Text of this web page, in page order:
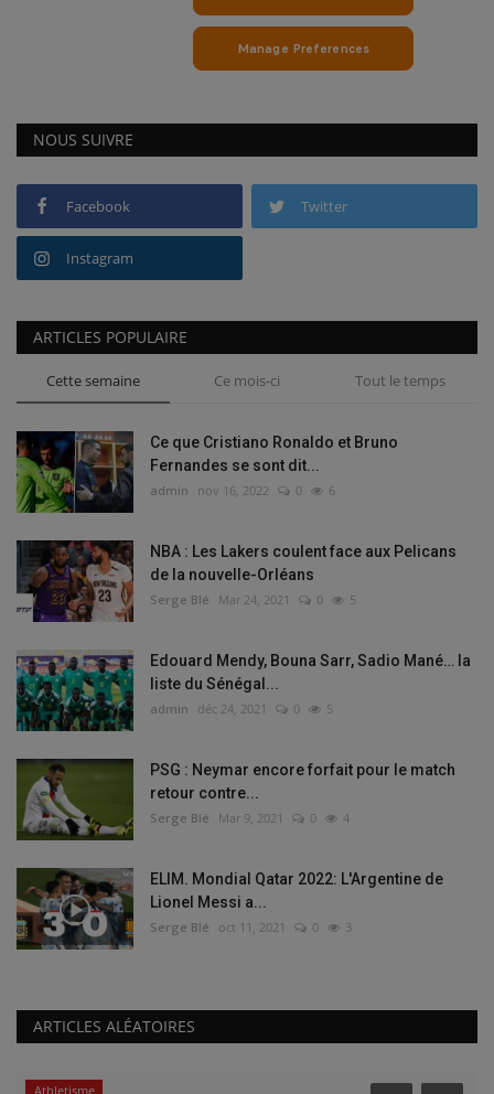
NOUS SUIVRE
Facebook Twitter
Instagram
ARTICLES POPULAIRE
Cette semaine Ce mois-ci Tout le temps
Ce que Cristiano Ronaldo et Bruno
Fernandes se sont dit...
admin nov 16, 2022 0 6
NBA : Les Lakers coulent face aux Pelicans
de la nouvelle-Orléans
Serge Blé Mar 24, 2021 0 5
Edouard Mendy, Bouna Sarr, Sadio Mané… la
liste du Sénégal...
admin déc 24, 2021 0 5
PSG : Neymar encore forfait pour le match
retour contre...
Serge Blé Mar 9, 2021 0 4
ELIM. Mondial Qatar 2022: L'Argentine de
Lionel Messi a...
Serge Blé oct 11, 2021 0 3
ARTICLES ALÉATOIRES
Athletisme